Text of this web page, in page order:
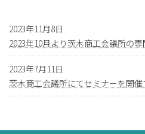
2023年11月8日
2023年10月より茨木商工会議所の
2023年7月11日
茨木商工会議所にてセミナーを開